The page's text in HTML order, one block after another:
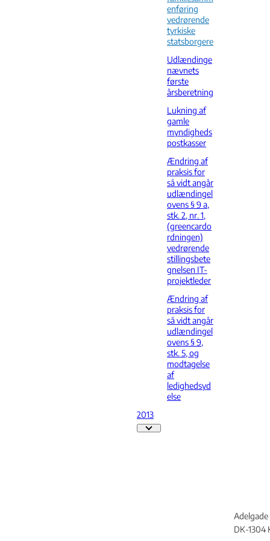
enføring
vedrørende
tyrkiske
statsborgere
Udlændinge
nævnets
første
årsberetning
Lukning af
gamle
myndigheds
postkasser
Ændring af
praksis for
så vidt angår
udlændingel
ovens § 9 a,
stk. 2, nr. 1,
(greencardo
rdningen)
vedrørende
stillingsbete
gnelsen IT-
projektleder
Ændring af
praksis for
så vidt angår
udlændingel
ovens § 9,
stk. 5, og
modtagelse
af
ledighedsyd
else
2013
2013 - Flere links
Adelgade
DK-1304